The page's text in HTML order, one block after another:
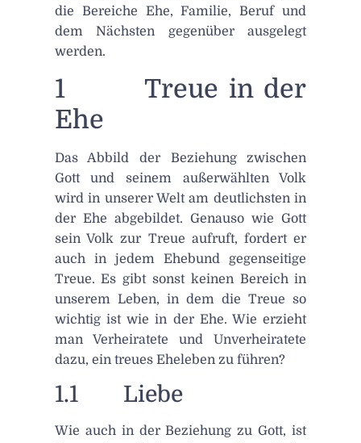
die Bereiche Ehe, Familie, Beruf und
dem Nächsten gegenüber ausgelegt
werden.
1 Treue in der
Ehe
Das Abbild der Beziehung zwischen
Gott und seinem außerwählten Volk
wird in unserer Welt am deutlichsten in
der Ehe abgebildet. Genauso wie Gott
sein Volk zur Treue aufruft, fordert er
auch in jedem Ehebund gegenseitige
Treue. Es gibt sonst keinen Bereich in
unserem Leben, in dem die Treue so
wichtig ist wie in der Ehe. Wie erzieht
man Verheiratete und Unverheiratete
dazu, ein treues Eheleben zu führen?
1.1 Liebe
Wie auch in der Beziehung zu Gott, ist